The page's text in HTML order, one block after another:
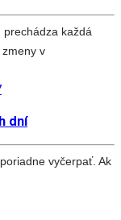
každá
v
dní
vyčerpať. Ak